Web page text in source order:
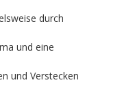
durch
und eine
und Verstecken